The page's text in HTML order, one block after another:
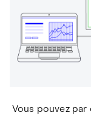
Vous pouvez par